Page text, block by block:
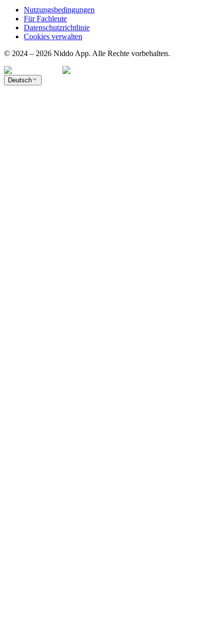
Nutzungsbedingungen
Für Fachleute
Datenschutzrichtlinie
Cookies verwalten
© 2024 – 2026 Niddo App. Alle Rechte vorbehalten.
Deutsch